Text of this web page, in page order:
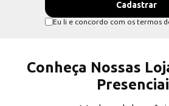
Eu li e concordo com os termos
Conheça Nossas